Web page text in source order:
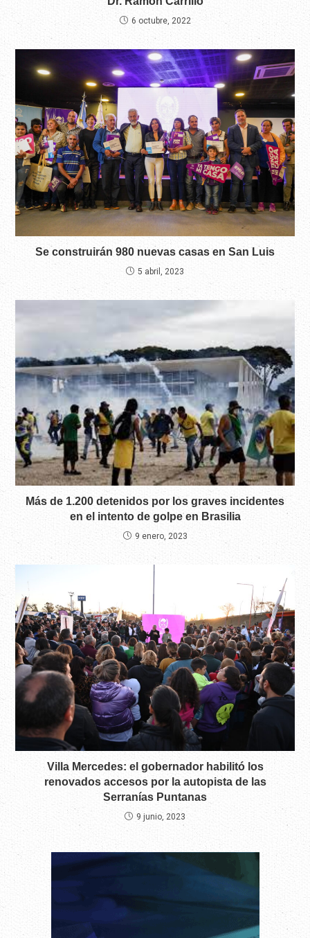
6 octubre, 2022
Se construirán 980 nuevas casas en San Luis
5 abril, 2023
Más de 1.200 detenidos por los graves incidentes
en el intento de golpe en Brasilia
9 enero, 2023
Villa Mercedes: el gobernador habilitó los
renovados accesos por la autopista de las
Serranías Puntanas
9 junio, 2023